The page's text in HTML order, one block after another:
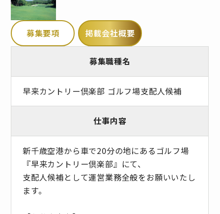
募集要項 掲載会社概要
募集職種名
早来カントリー倶楽部 ゴルフ場支配人候補
仕事内容
新千歳空港から車で20分の地にあるゴルフ場
『早来カントリー倶楽部』にて、
支配人候補として運営業務全般をお願いいたし
ます。